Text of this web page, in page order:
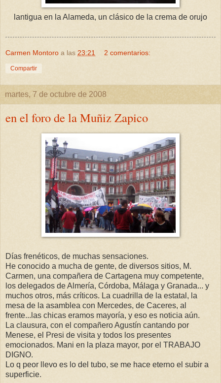
lantigua en la Alameda, un clásico de la crema de orujo
Carmen Montoro a las 23:21 2 comentarios:
Compartir
martes, 7 de octubre de 2008
en el foro de la Muñiz Zapico
Días frenéticos, de muchas sensaciones.
He conocido a mucha de gente, de diversos sitios, M.
Carmen, una compañera de Cartagena muy competente,
los delegados de Almería, Córdoba, Málaga y Granada... y
muchos otros, más críticos. La cuadrilla de la estatal, la
mesa de la asamblea con Mercedes, de Caceres, al
frente...las chicas eramos mayoría, y eso es noticia aún.
La clausura, con el compañero Agustín cantando por
Menese, el Presi de visita y todos los presentes
emocionados. Mani en la plaza mayor, por el TRABAJO
DIGNO.
Lo q peor llevo es lo del tubo, se me hace eterno el subir a
superficie.